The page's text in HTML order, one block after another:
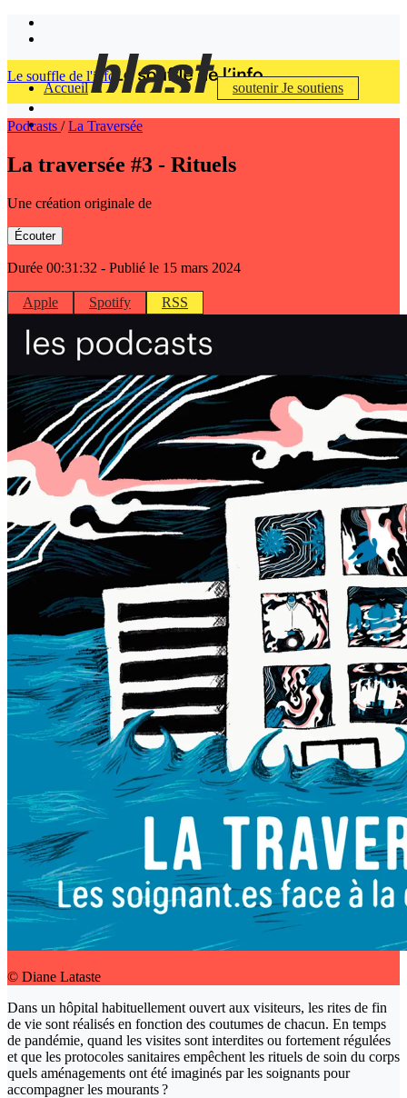
Accueil soutenirJe soutiens
Le souffle de l'info
Podcasts /La Traversée
La traversée #3 - Rituels
Une création originale de
Écouter
Durée 00:31:32 - Publié le 15 mars 2024
Apple Spotify RSS
© Diane Lataste
Dans un hôpital habituellement ouvert aux visiteurs, les rites de fin
de vie sont réalisés en fonction des coutumes de chacun. En temps
de pandémie, quand les visites sont interdites ou fortement régulées
et que les protocoles sanitaires empêchent les rituels de soin du corps
quels aménagements ont été imaginés par les soignants pour
accompagner les mourants ?